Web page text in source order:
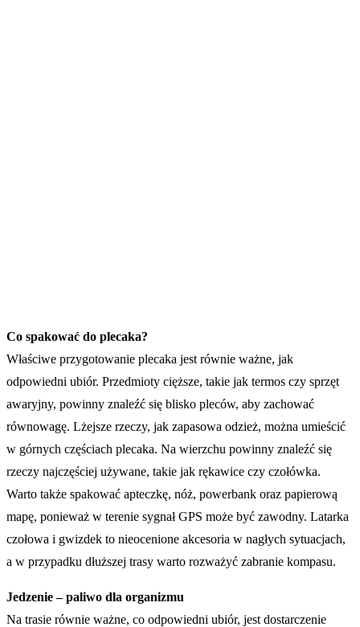
Co spakować do plecaka?
Właściwe przygotowanie plecaka jest równie ważne, jak
odpowiedni ubiór. Przedmioty cięższe, takie jak termos czy sprzęt
awaryjny, powinny znaleźć się blisko pleców, aby zachować
równowagę. Lżejsze rzeczy, jak zapasowa odzież, można umieścić
w górnych częściach plecaka. Na wierzchu powinny znaleźć się
rzeczy najczęściej używane, takie jak rękawice czy czołówka.
Warto także spakować apteczkę, nóż, powerbank oraz papierową
mapę, ponieważ w terenie sygnał GPS może być zawodny. Latarka
czołowa i gwizdek to nieocenione akcesoria w nagłych sytuacjach,
a w przypadku dłuższej trasy warto rozważyć zabranie kompasu.
Jedzenie – paliwo dla organizmu
Na trasie równie ważne, co odpowiedni ubiór, jest dostarczenie